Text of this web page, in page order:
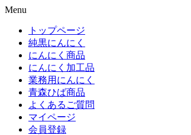
Menu
トップページ
純黒にんにく
にんにく商品
にんにく加工品
業務用にんにく
青森ひば商品
よくあるご質問
マイページ
会員登録